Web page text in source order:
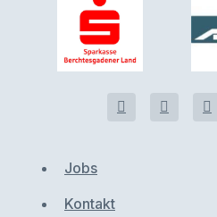
Jobs
Kontakt